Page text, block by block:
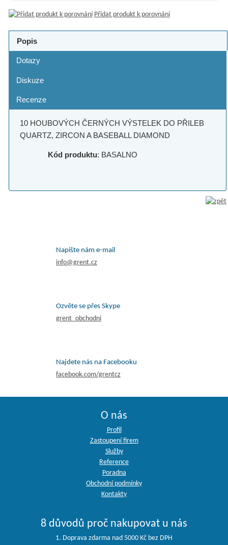
Přidat produkt k porovnání
Popis
Dotazy
Diskuze
Recenze
10 HOUBOVÝCH ČERNÝCH VÝSTELEK DO PŘILEB
QUARTZ, ZIRCON A BASEBALL DIAMOND
Kód produktu: BASALNO
Napište nám e-mail
info@grent.cz
Ozvěte se přes Skype
grent_obchodni
Najdete nás na Facebooku
facebook.com/grentcz
O nás
Profil
Zastoupení firem
Služby
Reference
Poradna
Obchodní podmínky
Kontakty
8 důvodů proč nakupovat u nás
1. Doprava zdarma nad 5000 Kč bez DPH